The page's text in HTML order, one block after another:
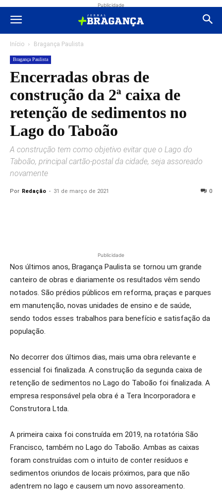
Publicidade
Início Bragança Paulista
Bragança Paulista
Encerradas obras de
construção da 2ª caixa de
retenção de sedimentos no
Lago do Taboão
A construção tem como objetivo evitar que o Lago do
Taboão, principal cartão-postal da cidade, seja assoreado
novamente
Por Redação - 31 de março de 2021 0
Publicidade
Nos últimos anos, Bragança Paulista se tornou um grande
canteiro de obras e diariamente os resultados vêm sendo
notados. São prédios públicos em reforma, praças e parques
em manutenção, novas unidades de ensino e de saúde,
sendo todos esses trabalhos para benefício e satisfação da
população.
No decorrer dos últimos dias, mais uma obra relevante e
essencial foi finalizada. A construção da segunda caixa de
retenção de sedimentos no Lago do Taboão foi finalizada. A
empresa responsável pela obra é a Tera Incorporadora e
Construtora Ltda.
A primeira caixa foi construída em 2019, na rotatória São
Francisco, também no Lago do Taboão. Ambas as caixas
foram construídas com o intuito de conter resíduos e
sedimentos oriundos de locais próximos, para que não
adentrem no lago e causem um novo assoreamento.